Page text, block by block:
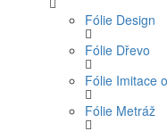
Fólie Design
Fólie Dřevo
Fólie Imitace
Fólie Metráž